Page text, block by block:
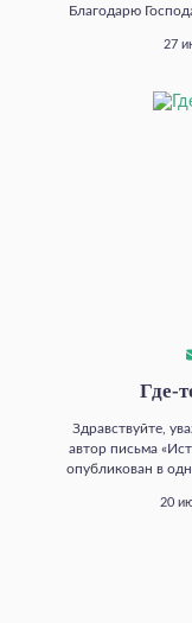
Благодарю
27
Здравствуйте,
автор письма
опубликован в
20